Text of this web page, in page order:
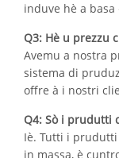
induve hè a
Q3: Hè u prezzu
Avemu a nostra
sistema di
offre à i nostri
Q4: Sò i prudutti
Iè. Tutti i
in massa, è